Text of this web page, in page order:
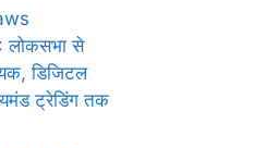
से
डिजिटल
ट्रेडिंग तक